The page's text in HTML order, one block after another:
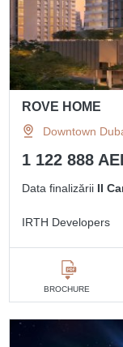
ROVE HOME
Downtown
1 122 888
Data finalizării II
IRTH Developers
BROCHURE